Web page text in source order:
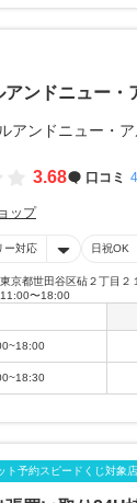
アンドニュー・
3.68 口コミ
ップ
ー対応 日祝OK
東京都世田谷区砧２丁目２
11:00〜18:00
ト予約スピードくじ対象店